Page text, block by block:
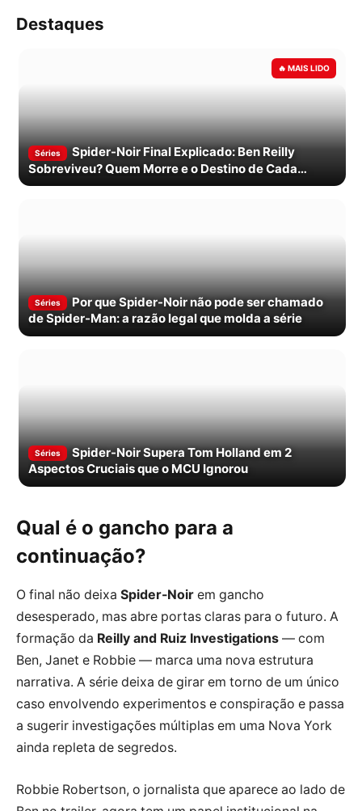
Destaques
Séries
Spider-Noir Final Explicado: Ben Reilly
Sobreviveu? Quem Morre e o Destino de Cada
Personagem
Séries
Por que Spider-Noir não pode ser chamado
de Spider-Man: a razão legal que molda a série
Séries
Spider-Noir Supera Tom Holland em 2
Aspectos Cruciais que o MCU Ignorou
Qual é o gancho para a
continuação?
O final não deixa Spider-Noir em gancho
desesperado, mas abre portas claras para o futuro. A
formação da Reilly and Ruiz Investigations — com
Ben, Janet e Robbie — marca uma nova estrutura
narrativa. A série deixa de girar em torno de um único
caso envolvendo experimentos e conspiração e passa
a sugerir investigações múltiplas em uma Nova York
ainda repleta de segredos.
Robbie Robertson, o jornalista que aparece ao lado de